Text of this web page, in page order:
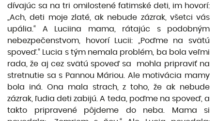
dívajúc sa na tri omilostené fatimské deti, im hovorí:
„Ach, deti moje zlaté, ak nebude zázrak, všetci vás
upália.“ A Luciina mama, rátajúc s podobným
nebezpečenstvom, hovorí Lucii: „Poďme na svätú
spoveď.“ Lucia s tým nemala problém, ba bola veľmi
rada, že aj cez svätú spoveď sa mohla pripraviť na
stretnutie sa s Pannou Máriou. Ale motivácia mamy
bola iná. Ona mala strach, z toho, že ak nebude
zázrak, ľudia deti zabijú. A teda, poďme na spoveď, a
takto pripravené pôjdeme do neba. Mama si